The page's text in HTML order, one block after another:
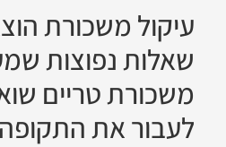
שאלות נפוצות
משכורת טריים
לעבור את